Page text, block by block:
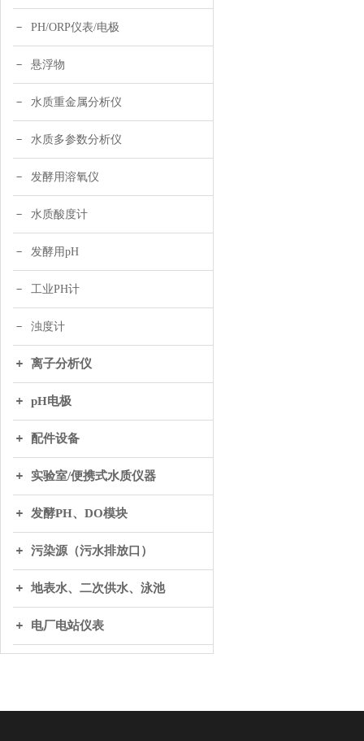
PH/ORP仪表/电极
悬浮物
水质重金属分析仪
水质多参数分析仪
发酵用溶氧仪
水质酸度计
发酵用pH
工业PH计
浊度计
离子分析仪
pH电极
配件设备
实验室/便携式水质仪器
发酵PH、DO模块
污染源（污水排放口）
地表水、二次供水、泳池
电厂电站仪表